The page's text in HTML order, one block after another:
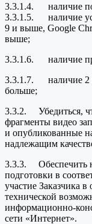
3.3.1.4. наличие
3.3.1.5. наличие
9 и выше, Google
выше;
3.3.1.6. наличие
3.3.1.7. наличие 2
больше;
3.3.2. Убедиться,
фрагменты видео
и опубликованные
надлежащим
3.3.3. Обеспечить
подготовки в
участие Заказчика
технической
информационно-
сети «Интернет».